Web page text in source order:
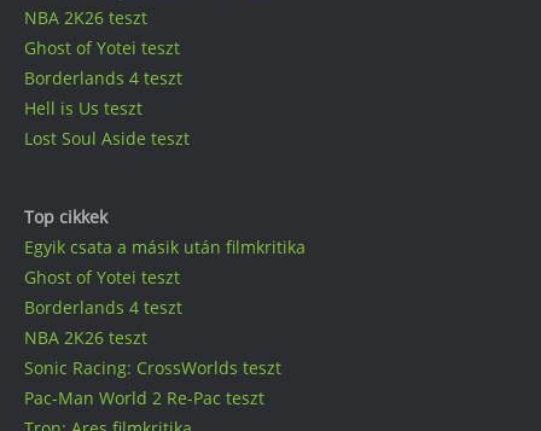
NBA 2K26 teszt
Ghost of Yotei teszt
Borderlands 4 teszt
Hell is Us teszt
Lost Soul Aside teszt
Top cikkek
Egyik csata a másik után filmkritika
Ghost of Yotei teszt
Borderlands 4 teszt
NBA 2K26 teszt
Sonic Racing: CrossWorlds teszt
Pac-Man World 2 Re-Pac teszt